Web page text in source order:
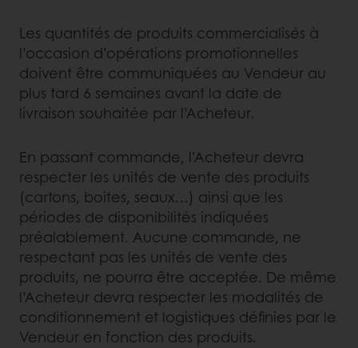
Les quantités de produits commercialisés à
l’occasion d’opérations promotionnelles
doivent être communiquées au Vendeur au
plus tard 6 semaines avant la date de
livraison souhaitée par l’Acheteur.
En passant commande, l’Acheteur devra
respecter les unités de vente des produits
(cartons, boites, seaux…) ainsi que les
périodes de disponibilités indiquées
préalablement. Aucune commande, ne
respectant pas les unités de vente des
produits, ne pourra être acceptée. De même
l’Acheteur devra respecter les modalités de
conditionnement et logistiques définies par le
Vendeur en fonction des produits.